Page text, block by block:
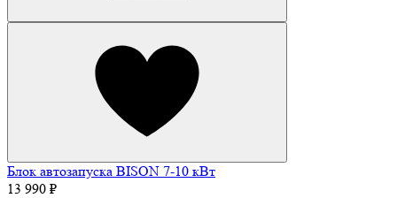
Блок автозапуска BISON 7-10 кВт
13 990 ₽